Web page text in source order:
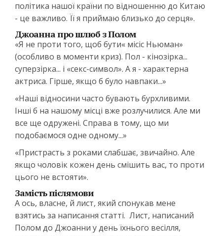
політика нашої країни по відношенню до Китаю
- це важливо. Її я приймаю близько до серця».
Джоанна про шлюб з Полом
«Я не проти того, щоб бути« місіс Ньюман»
(особливо в моменти криз). Пол - кінозірка...
суперзірка... і «секс-символ». А я - характерна
актриса. Гірше, якщо б було навпаки...»
«Наші відносини часто бувають бурхливими.
Інші б на нашому місці вже розлучилися. Але ми
все ще одружені. Справа в тому, що ми
подобаємося одне одному...»
«Пристрасть з роками слабшає, звичайно. Але
якщо чоловік кожен день смішить вас, то проти
цього не встояти».
Замість післямови
А ось, власне, й лист, який спонукав мене
взятись за написання статті. Лист, написаний
Полом до Джоанни у день їхнього весілля,